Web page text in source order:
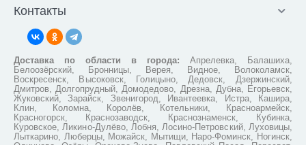
Контакты
Доставка по области в города: Апрелевка, Балашиха,
Белоозёрский, Бронницы, Верея, Видное, Волоколамск,
Воскресенск, Высоковск, Голицыно, Дедовск, Дзержинский,
Дмитров, Долгопрудный, Домодедово, Дрезна, Дубна, Егорьевск,
Жуковский, Зарайск, Звенигород, Ивантеевка, Истра, Кашира,
Клин, Коломна, Королёв, Котельники, Красноармейск,
Красногорск, Краснозаводск, Краснознаменск, Кубинка,
Куровское, Ликино-Дулёво, Лобня, Лосино-Петровский, Луховицы,
Лыткарино, Люберцы, Можайск, Мытищи, Наро-Фоминск, Ногинск,